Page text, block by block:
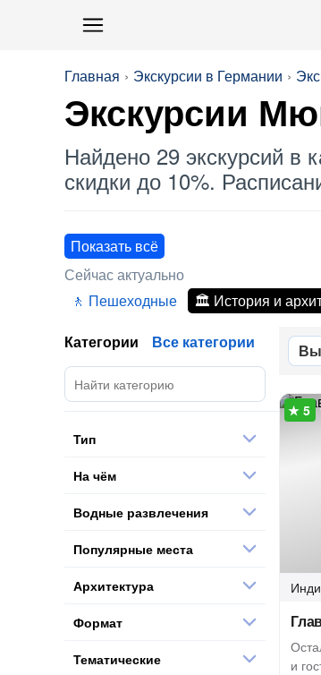
Главная Экскурсии в Германии
Экскурсии
Найдено 29 экскурсий в
скидки до 10%.
Показать всё
Сейчас актуально
Пешеходные
История и
и
Категории Все категории
Тип
На чём
Водные развлечения
Популярные места
Архитектура
Формат
Тематические